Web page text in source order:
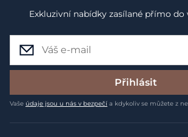
Exkluzivní nabídky zasílané přímo do
Přihlásit
Vaše údaje jsou u nás v bezpečí a kdykoliv se můžete z